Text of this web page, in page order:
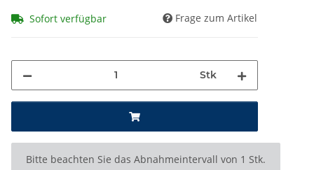
Sofort verfügbar Frage zum Artikel
Stk
x
Bitte beachten Sie das Abnahmeintervall von 1 Stk.